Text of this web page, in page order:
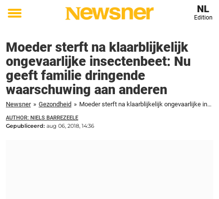
Toggle
NL
Edition
Moeder sterft na klaarblijkelijk
ongevaarlijke insectenbeet: Nu
geeft familie dringende
waarschuwing aan anderen
Newsner » Gezondheid » Moeder sterft na klaarblijkelijk ongevaarlijke insectenbeet: Nu geeft familie dringende waarschuwing aan anderen
AUTHOR: NIELS BARREZEELE
Gepubliceerd: aug 06, 2018, 14:36